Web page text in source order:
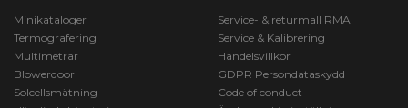
Minikataloger
Termografering
Multimetrar
Blowerdoor
Solcellsmätning
Service- & returmall RMA
Service & Kalibrering
Handelsvillkor
GDPR Persondataskydd
Code of conduct